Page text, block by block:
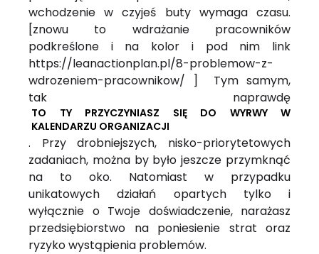
wchodzenie w czyjeś buty wymaga czasu.
[znowu to wdrażanie pracowników
podkreślone i na kolor i pod nim link
https://leanactionplan.pl/8-problemow-z-
wdrozeniem-pracownikow/ ] Tym samym,
tak naprawdę
TO TY PRZYCZYNIASZ SIĘ DO WYRWY W
KALENDARZU ORGANIZACJI
. Przy drobniejszych, nisko-priorytetowych
zadaniach, można by było jeszcze przymknąć
na to oko. Natomiast w przypadku
unikatowych działań opartych tylko i
wyłącznie o Twoje doświadczenie, narażasz
przedsiębiorstwo na poniesienie strat oraz
ryzyko wystąpienia problemów.